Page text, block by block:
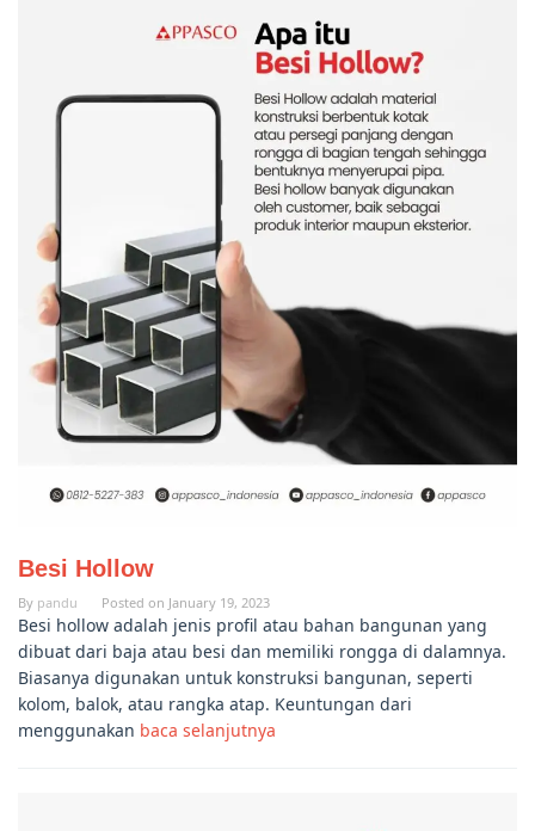
Besi Hollow
By pandu Posted on January 19, 2023
Besi hollow adalah jenis profil atau bahan bangunan yang
dibuat dari baja atau besi dan memiliki rongga di dalamnya.
Biasanya digunakan untuk konstruksi bangunan, seperti
kolom, balok, atau rangka atap. Keuntungan dari
menggunakan baca selanjutnya